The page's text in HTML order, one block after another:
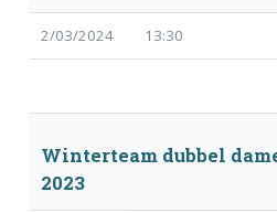
2/03/2024 13:30
Winterteam dubbel
2023